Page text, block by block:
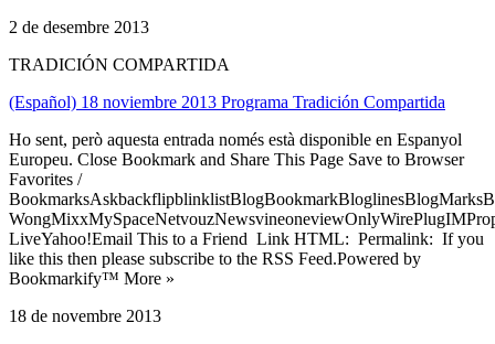
2 de desembre 2013
TRADICIÓN COMPARTIDA
(Español) 18 noviembre 2013 Programa Tradición Compartida
Ho sent, però aquesta entrada només està disponible en Espanyol
Europeu. Close Bookmark and Share This Page Save to Browser
Favorites /
LiveYahoo!Email This to a Friend Link HTML: Permalink: If you
like this then please subscribe to the RSS Feed.Powered by
Bookmarkify™ More »
18 de novembre 2013